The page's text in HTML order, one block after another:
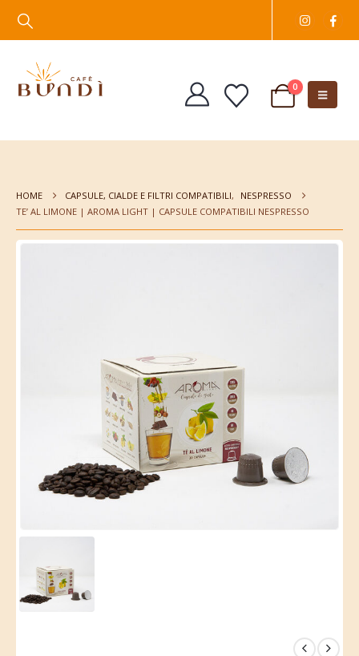
0
HOME CAPSULE, CIALDE E FILTRI COMPATIBILI,
NESPRESSO
TE’ AL LIMONE | AROMA LIGHT | CAPSULE COMPATIBILI NESPRESSO